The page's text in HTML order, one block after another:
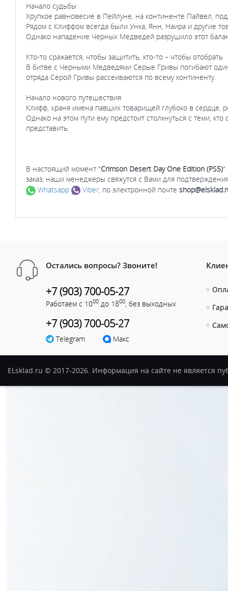
Начало судьбы
Хрупкое равновесие в Пейлуне, на континенте Пайвел,
Рядом с Клиффом всегда были Унка, Янн, Наира и другие
Однако нападение Черных Медведей разрушило этот
Кто-то сражается, чтобы защитить, кто-то – чтобы отобрать
В битве с Черными Медведями Серые Гривы погибают
отряда Серой Гривы рассеиваются по всему континенту.
Начало нового путешествия
Клифф, храня имена павших товарищей глубоко в
Однако на этом пути ему предстоит столкнуться с теми,
представить.
В настоящий момент "Crimson Desert Day One Edition (PS5)"
заказ; наши менеджеры свяжутся с Вами для
Whatsapp
Viber, по электронной почте
Остались вопросы? Звоните!
+7 (903) 700-05-27
Работаем с 1000 до 1800 , без выходных
+7 (903) 700-05-27
Telegram Макс
ELsklad.ru © 2017-2026. Информация на сайте не является